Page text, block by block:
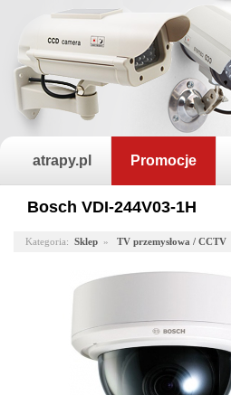
atrapy.pl Promocje
Bosch VDI-244V03-1H
Kategoria: Sklep » TV przemysłowa / CCTV